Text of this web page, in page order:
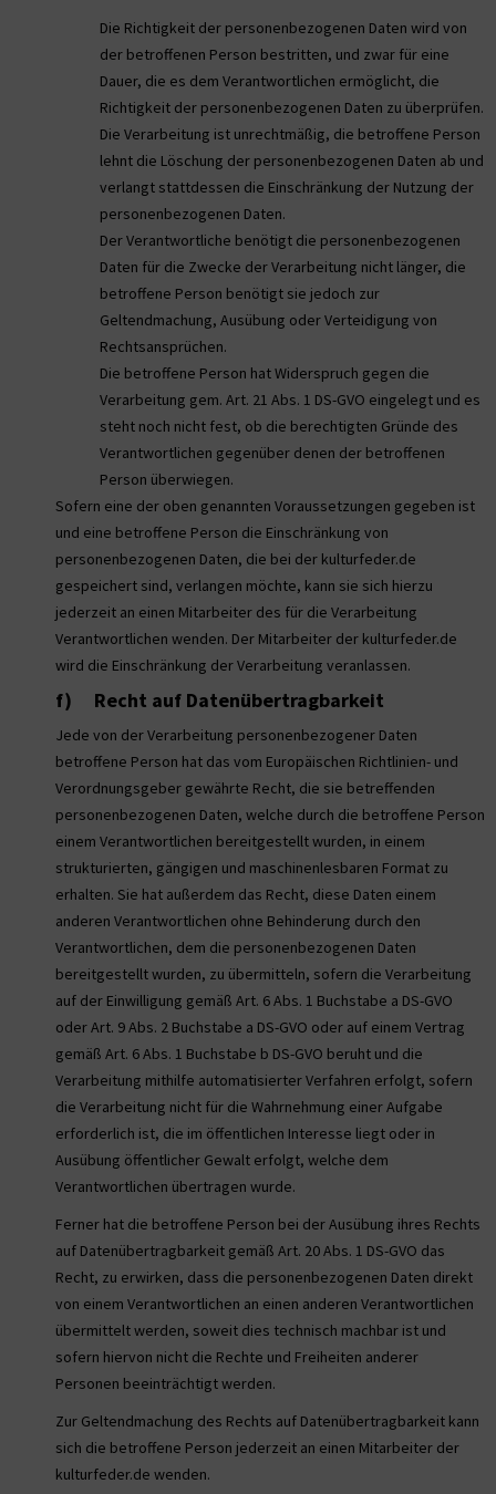
Die Richtigkeit der personenbezogenen Daten wird von
der betroffenen Person bestritten, und zwar für eine
Dauer, die es dem Verantwortlichen ermöglicht, die
Richtigkeit der personenbezogenen Daten zu überprüfen.
Die Verarbeitung ist unrechtmäßig, die betroffene Person
lehnt die Löschung der personenbezogenen Daten ab und
verlangt stattdessen die Einschränkung der Nutzung der
personenbezogenen Daten.
Der Verantwortliche benötigt die personenbezogenen
Daten für die Zwecke der Verarbeitung nicht länger, die
betroffene Person benötigt sie jedoch zur
Geltendmachung, Ausübung oder Verteidigung von
Rechtsansprüchen.
Die betroffene Person hat Widerspruch gegen die
Verarbeitung gem. Art. 21 Abs. 1 DS-GVO eingelegt und es
steht noch nicht fest, ob die berechtigten Gründe des
Verantwortlichen gegenüber denen der betroffenen
Person überwiegen.
Sofern eine der oben genannten Voraussetzungen gegeben ist
und eine betroffene Person die Einschränkung von
personenbezogenen Daten, die bei der kulturfeder.de
gespeichert sind, verlangen möchte, kann sie sich hierzu
jederzeit an einen Mitarbeiter des für die Verarbeitung
Verantwortlichen wenden. Der Mitarbeiter der kulturfeder.de
wird die Einschränkung der Verarbeitung veranlassen.
f) Recht auf Datenübertragbarkeit
Jede von der Verarbeitung personenbezogener Daten
betroffene Person hat das vom Europäischen Richtlinien- und
Verordnungsgeber gewährte Recht, die sie betreffenden
personenbezogenen Daten, welche durch die betroffene Person
einem Verantwortlichen bereitgestellt wurden, in einem
strukturierten, gängigen und maschinenlesbaren Format zu
erhalten. Sie hat außerdem das Recht, diese Daten einem
anderen Verantwortlichen ohne Behinderung durch den
Verantwortlichen, dem die personenbezogenen Daten
bereitgestellt wurden, zu übermitteln, sofern die Verarbeitung
auf der Einwilligung gemäß Art. 6 Abs. 1 Buchstabe a DS-GVO
oder Art. 9 Abs. 2 Buchstabe a DS-GVO oder auf einem Vertrag
gemäß Art. 6 Abs. 1 Buchstabe b DS-GVO beruht und die
Verarbeitung mithilfe automatisierter Verfahren erfolgt, sofern
die Verarbeitung nicht für die Wahrnehmung einer Aufgabe
erforderlich ist, die im öffentlichen Interesse liegt oder in
Ausübung öffentlicher Gewalt erfolgt, welche dem
Verantwortlichen übertragen wurde.
Ferner hat die betroffene Person bei der Ausübung ihres Rechts
auf Datenübertragbarkeit gemäß Art. 20 Abs. 1 DS-GVO das
Recht, zu erwirken, dass die personenbezogenen Daten direkt
von einem Verantwortlichen an einen anderen Verantwortlichen
übermittelt werden, soweit dies technisch machbar ist und
sofern hiervon nicht die Rechte und Freiheiten anderer
Personen beeinträchtigt werden.
Zur Geltendmachung des Rechts auf Datenübertragbarkeit kann
sich die betroffene Person jederzeit an einen Mitarbeiter der
kulturfeder.de wenden.